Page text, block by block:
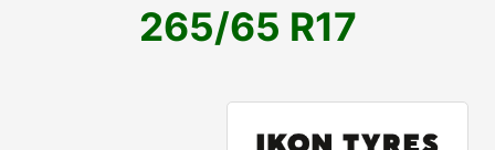
265/65 R17